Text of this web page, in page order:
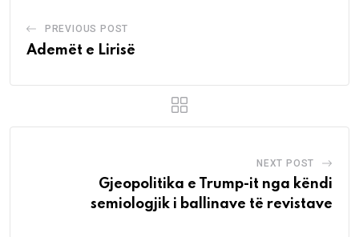
PREVIOUS POST
Ademët e Lirisë
NEXT POST
Gjeopolitika e Trump-it nga këndi
semiologjik i ballinave të revistave